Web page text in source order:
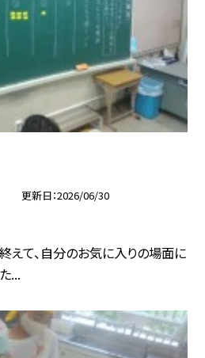
更新日 2026/06/30
えて、自分のお気に入りの場面に
...